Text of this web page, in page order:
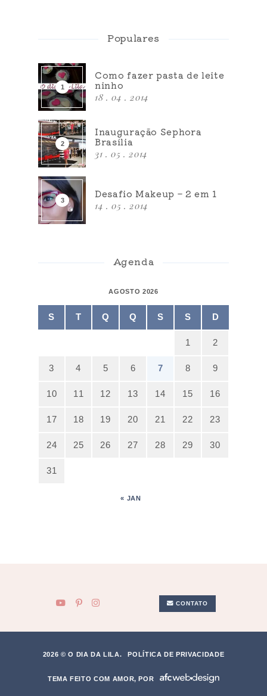
Populares
Como fazer pasta de leite
ninho
18 . 04 . 2014
Inauguração Sephora
Brasília
31 . 05 . 2014
Desafio Makeup – 2 em 1
14 . 05 . 2014
Agenda
AGOSTO 2026
S T Q Q S S D
1 2
3 4 5 6 7 8 9
10 11 12 13 14 15 16
17 18 19 20 21 22 23
24 25 26 27 28 29 30
31
« JAN
CONTATO
2026 © O DIA DA LILA. POLÍTICA DE PRIVACIDADE
TEMA FEITO COM AMOR, POR